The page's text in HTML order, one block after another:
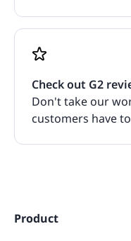
Check out G2
Don't take our
customers have
Product